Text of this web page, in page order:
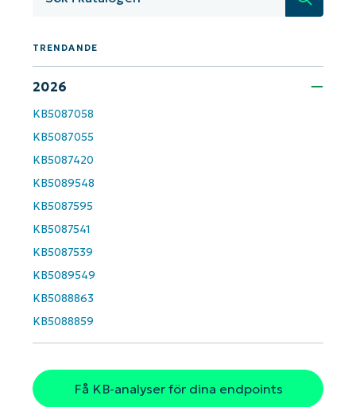
TRENDANDE
2026
KB5087058
KB5087055
KB5087420
KB5089548
KB5087595
KB5087541
KB5087539
KB5089549
KB5088863
KB5088859
Få KB-analyser för dina endpoints
Business
email*
Phone
Country
Company
name*